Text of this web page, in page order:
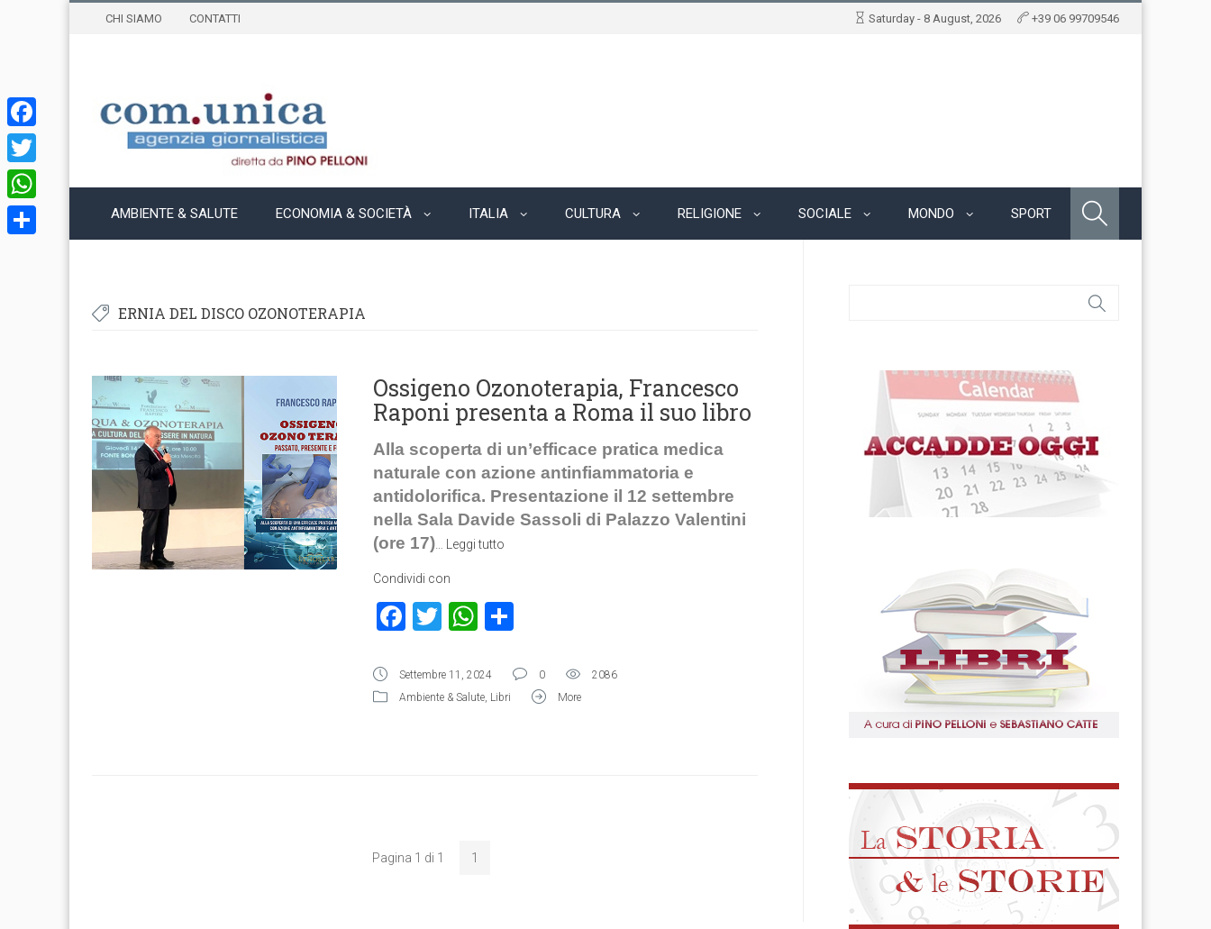
CHI SIAMO CONTATTI Saturday - 8 August, 2026 +39 06 99709546
AMBIENTE & SALUTE ECONOMIA & SOCIETÀ ITALIA CULTURA RELIGIONE SOCIALE MONDO SPORT
ERNIA DEL DISCO OZONOTERAPIA
Ossigeno Ozonoterapia, Francesco
Raponi presenta a Roma il suo libro
Alla scoperta di un’efficace pratica medica
naturale con azione antinfiammatoria e
antidolorifica. Presentazione il 12 settembre
nella Sala Davide Sassoli di Palazzo Valentini
(ore 17)
Leggi tutto
Condividi con
Facebook
TwitterWhatsApp
Settembre 11, 2024 0
2086
Ambiente & Salute, Libri More
Pagina 1 di 1 1
Facebook
Twitter
WhatsApp